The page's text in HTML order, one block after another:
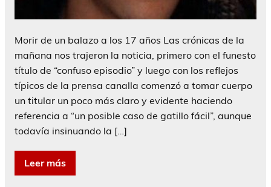
Morir de un balazo a los 17 años Las crónicas de la
mañana nos trajeron la noticia, primero con el funesto
título de “confuso episodio” y luego con los reflejos
típicos de la prensa canalla comenzó a tomar cuerpo
un titular un poco más claro y evidente haciendo
referencia a “un posible caso de gatillo fácil”, aunque
todavía insinuando la […]
Leer más